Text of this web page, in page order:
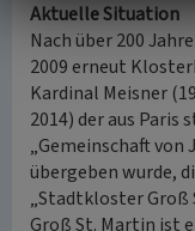
Aktuelle Situation
Nach über 200
2009 erneut
Kardinal Meisner
2014) der aus
„Gemeinschaft von
übergeben wurde,
„Stadtkloster
Groß St. Martin ist